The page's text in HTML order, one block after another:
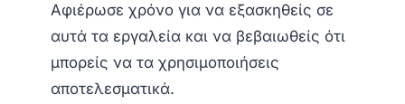
Αφιέρωσε χρόνο για να εξασκηθείς σε
αυτά τα εργαλεία και να βεβαιωθείς ότι
μπορείς να τα χρησιμοποιήσεις
αποτελεσματικά.